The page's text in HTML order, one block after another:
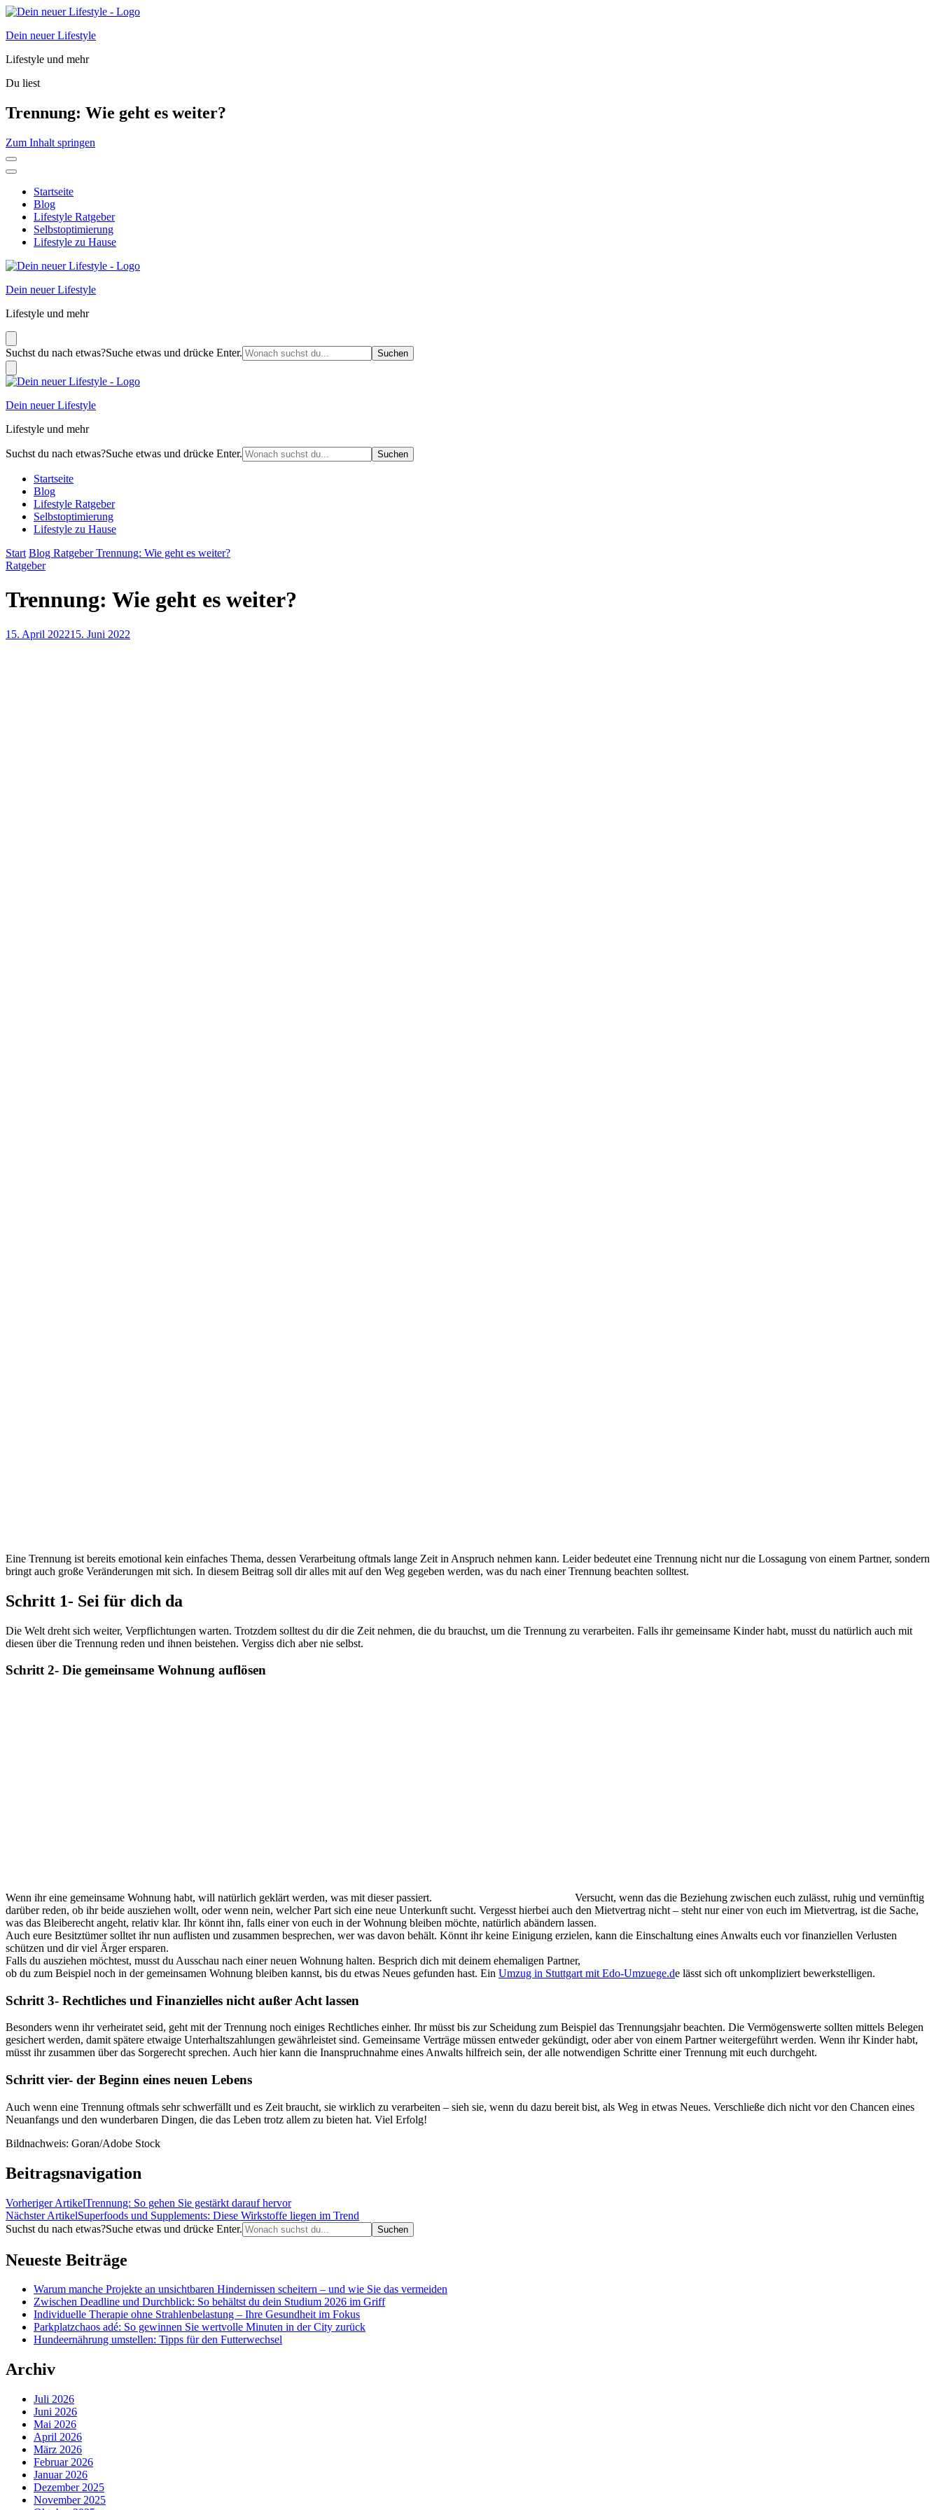
Dein neuer Lifestyle
Lifestyle und mehr
Du liest
Trennung: Wie geht es weiter?
Zum Inhalt springen
Startseite
Blog
Lifestyle Ratgeber
Selbstoptimierung
Lifestyle zu Hause
Dein neuer Lifestyle
Lifestyle und mehr
Suchst du nach etwas?Suche etwas und drücke Enter.
Dein neuer Lifestyle
Lifestyle und mehr
Suchst du nach etwas?Suche etwas und drücke Enter.
Startseite
Blog
Lifestyle Ratgeber
Selbstoptimierung
Lifestyle zu Hause
Start Blog RatgeberTrennung: Wie geht es weiter?
Ratgeber
Trennung: Wie geht es weiter?
15. April 202215. Juni 2022
Eine Trennung ist bereits emotional kein einfaches Thema, dessen Verarbeitung oftmals lange Zeit in Anspruch nehmen kann. Leider bedeutet eine Trennung nicht nur die Lossagung von einem Partner, sondern
bringt auch große Veränderungen mit sich. In diesem Beitrag soll dir alles mit auf den Weg gegeben werden, was du nach einer Trennung beachten solltest.
Schritt 1- Sei für dich da
Die Welt dreht sich weiter, Verpflichtungen warten. Trotzdem solltest du dir die Zeit nehmen, die du brauchst, um die Trennung zu verarbeiten. Falls ihr gemeinsame Kinder habt, musst du natürlich auch mit
diesen über die Trennung reden und ihnen beistehen. Vergiss dich aber nie selbst.
Schritt 2- Die gemeinsame Wohnung auflösen
Wenn ihr eine gemeinsame Wohnung habt, will natürlich geklärt werden, was mit dieser passiert.
Versucht, wenn das die Beziehung zwischen euch zulässt, ruhig und vernünftig
darüber reden, ob ihr beide ausziehen wollt, oder wenn nein, welcher Part sich eine neue Unterkunft sucht. Vergesst hierbei auch den Mietvertrag nicht – steht nur einer von euch im Mietvertrag, ist die Sache,
was das Bleiberecht angeht, relativ klar. Ihr könnt ihn, falls einer von euch in der Wohnung bleiben möchte, natürlich abändern lassen.
Auch eure Besitztümer solltet ihr nun auflisten und zusammen besprechen, wer was davon behält. Könnt ihr keine Einigung erzielen, kann die Einschaltung eines Anwalts euch vor finanziellen Verlusten
schützen und dir viel Ärger ersparen.
Falls du ausziehen möchtest, musst du Ausschau nach einer neuen Wohnung halten. Besprich dich mit deinem ehemaligen Partner,
ob du zum Beispiel noch in der gemeinsamen Wohnung bleiben kannst, bis du etwas Neues gefunden hast. Ein Umzug in Stuttgart mit Edo-Umzuege.de lässt sich oft unkompliziert bewerkstelligen.
Schritt 3- Rechtliches und Finanzielles nicht außer Acht lassen
Besonders wenn ihr verheiratet seid, geht mit der Trennung noch einiges Rechtliches einher. Ihr müsst bis zur Scheidung zum Beispiel das Trennungsjahr beachten. Die Vermögenswerte sollten mittels Belegen
gesichert werden, damit spätere etwaige Unterhaltszahlungen gewährleistet sind. Gemeinsame Verträge müssen entweder gekündigt, oder aber von einem Partner weitergeführt werden. Wenn ihr Kinder habt,
müsst ihr zusammen über das Sorgerecht sprechen. Auch hier kann die Inanspruchnahme eines Anwalts hilfreich sein, der alle notwendigen Schritte einer Trennung mit euch durchgeht.
Schritt vier- der Beginn eines neuen Lebens
Auch wenn eine Trennung oftmals sehr schwerfällt und es Zeit braucht, sie wirklich zu verarbeiten – sieh sie, wenn du dazu bereit bist, als Weg in etwas Neues. Verschließe dich nicht vor den Chancen eines
Neuanfangs und den wunderbaren Dingen, die das Leben trotz allem zu bieten hat. Viel Erfolg!
Bildnachweis: Goran/Adobe Stock
Beitragsnavigation
Vorheriger ArtikelTrennung: So gehen Sie gestärkt darauf hervor
Nächster ArtikelSuperfoods und Supplements: Diese Wirkstoffe liegen im Trend
Suchst du nach etwas?Suche etwas und drücke Enter.
Neueste Beiträge
Warum manche Projekte an unsichtbaren Hindernissen scheitern – und wie Sie das vermeiden
Zwischen Deadline und Durchblick: So behältst du dein Studium 2026 im Griff
Individuelle Therapie ohne Strahlenbelastung – Ihre Gesundheit im Fokus
Parkplatzchaos adé: So gewinnen Sie wertvolle Minuten in der City zurück
Hundeernährung umstellen: Tipps für den Futterwechsel
Archiv
Juli 2026
Juni 2026
Mai 2026
April 2026
März 2026
Februar 2026
Januar 2026
Dezember 2025
November 2025